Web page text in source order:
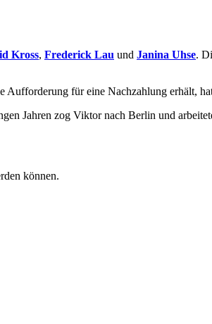
Kross, Frederick Lau und Janina Uhse.
für eine Nachzahlung erhält,
Jahren zog Viktor nach Berlin und
können.